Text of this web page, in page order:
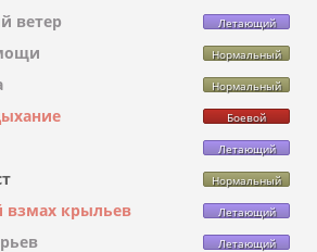
ветер Летающий
Нормальный
Нормальный
Боевой
Летающий
Нормальный
взмах крыльев Летающий
Летающий